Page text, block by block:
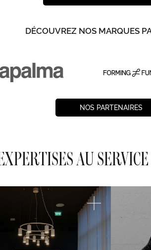
DÉCOUVREZ NOS MARQUES
NOS PARTENAIRES
AU